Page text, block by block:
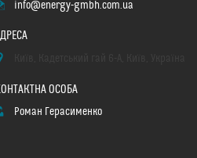
info@energy-gmbh.com.ua
Роман Герасименко